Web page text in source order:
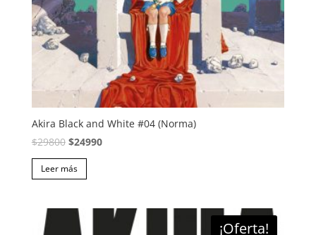
Akira Black and White #04 (Norma)
$29800 El
precio
original
$29800.
$24990El
$24990.
Leer más
¡Oferta!